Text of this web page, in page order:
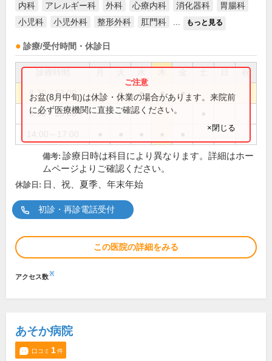
内科 アレルギー科 外科 心療内科 消化器科
胃腸科
小児科
小児外科 整形外科 肛門科 もっと見る
診療/受付時間・休診日
祝
8:30～13:00 ● ● ● ● ●
8:30～15:00
お盆(8月中旬)は休診・休業の場合があります。来院前
に必ず医療機関に直接ご確認ください。
×閉じる
備考: 診療日時は科目により異なります。詳細はホー
ムページよりご確認ください。
休診日: 日、祝、夏季、年末年始
初診・再診電話受付
この医院の詳細をみる
アクセス数※
あそか病院
口コミ 1件